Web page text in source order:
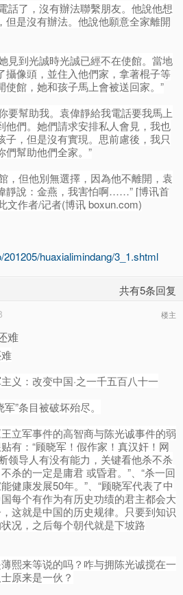
了，沒有辦法聯繫朋友。他說他想
但是沒有辦法。他說他願意全家離開
到光誠時光誠已經不在使館。當地
攝像頭，並住入他們家，拿著棍子等
館，她和孩子馬上會被送回家。”
幫助我。袁偉靜給我電話要我馬上
他們。她們請求安排私人會見，我也
子，但是沒有實現。思前慮後，我只
們幫助他們全家。”
但他別無選擇，因為他不離開，袁
靜說：金燕，我害怕啊……” [博讯首
文作者/记者(博讯 boxun.com)
huaxialimindang/3_1.shtml
共有5条回复
楼主
难
改变中国·之一千五百八十一
”条目被破坏殆尽。
军事件的高智商与陈光诚事件的弱
有：“顾晓军！假作家！真汉奸！网
领导人有没有能力，关键看他杀不杀
杀的一定是庸君 或昏君。”、“杀一回
健康发展50年。”、“顾晓军代表了中
每个有作为有历史功绩的君主都会大
这就是中国的历史规律。只要到知识
况，之后每个朝代就是下坡路
来等说的吗？咋与拥陈光诚搅在一
原来是一伙？